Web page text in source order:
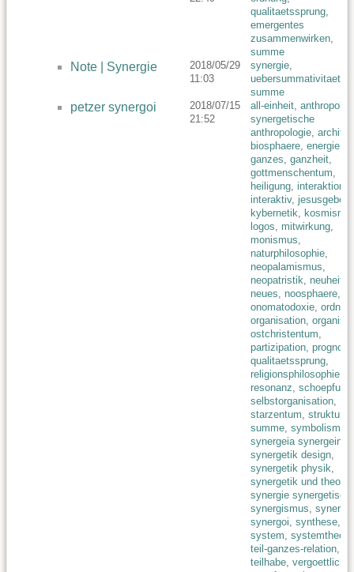
qualitaetssprung,
emergentes
zusammenwirken,
summe
Note | Synergie
2018/05/29
11:03
synergie,
uebersummativitaet
summe
petzer synergoi
2018/07/15
21:52
all-einheit,
synergetische
anthropologie,
biosphaere, energie
ganzes, ganzheit,
gottmenschentum,
heiligung, interaktion
interaktiv, jesusgebet
kybernetik,
logos, mitwirkung,
monismus,
naturphilosophie,
neopalamismus,
neopatristik, neuheit
neues, noosphaere,
onomatodoxie,
organisation,
ostchristentum,
partizipation,
qualitaetssprung,
religionsphilosophie
resonanz, schoepfung
selbstorganisation,
starzentum, struktur
summe, symbolismus
synergeia synergein
synergetik design,
synergetik physik,
synergetik und
synergie synergetisch
synergismus,
synergoi, synthese,
system,
teil-ganzes-relation,
teilhabe,